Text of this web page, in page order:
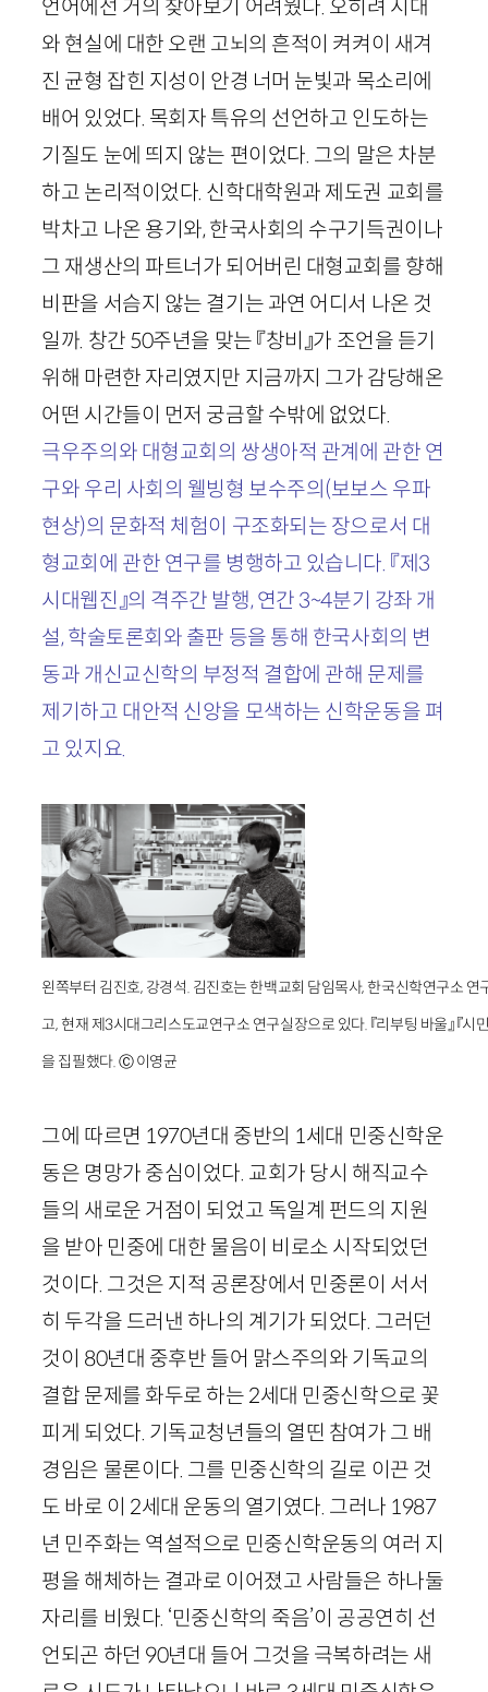
언어에선 거의 찾아보기 어려웠다. 오히려 시대
와 현실에 대한 오랜 고뇌의 흔적이 켜켜이 새겨
진 균형 잡힌 지성이 안경 너머 눈빛과 목소리에
배어 있었다. 목회자 특유의 선언하고 인도하는
기질도 눈에 띄지 않는 편이었다. 그의 말은 차분
하고 논리적이었다. 신학대학원과 제도권 교회를
박차고 나온 용기와, 한국사회의 수구기득권이나
그 재생산의 파트너가 되어버린 대형교회를 향해
비판을 서슴지 않는 결기는 과연 어디서 나온 것
일까. 창간 50주년을 맞는 『창비』가 조언을 듣기
위해 마련한 자리였지만 지금까지 그가 감당해온
어떤 시간들이 먼저 궁금할 수밖에 없었다.
극우주의와 대형교회의 쌍생아적 관계에 관한 연
구와 우리 사회의 웰빙형 보수주의(보보스 우파
현상)의 문화적 체험이 구조화되는 장으로서 대
형교회에 관한 연구를 병행하고 있습니다. 『제3
시대웹진』의 격주간 발행, 연간 3~4분기 강좌 개
설, 학술토론회와 출판 등을 통해 한국사회의 변
동과 개신교신학의 부정적 결합에 관해 문제를
제기하고 대안적 신앙을 모색하는 신학운동을 펴
고 있지요.
왼쪽부터 김진호, 강경석. 김진호는 한백교회 담임목사, 한국신학연구소 연
고, 현재 제3시대그리스도교연구소 연구실장으로 있다. 『리부팅 바울』 『시
을 집필했다. Ⓒ 이영균
그에 따르면 1970년대 중반의 1세대 민중신학운
동은 명망가 중심이었다. 교회가 당시 해직교수
들의 새로운 거점이 되었고 독일계 펀드의 지원
을 받아 민중에 대한 물음이 비로소 시작되었던
것이다. 그것은 지적 공론장에서 민중론이 서서
히 두각을 드러낸 하나의 계기가 되었다. 그러던
것이 80년대 중후반 들어 맑스주의와 기독교의
결합 문제를 화두로 하는 2세대 민중신학으로 꽃
피게 되었다. 기독교청년들의 열띤 참여가 그 배
경임은 물론이다. 그를 민중신학의 길로 이끈 것
도 바로 이 2세대 운동의 열기였다. 그러나 1987
년 민주화는 역설적으로 민중신학운동의 여러 지
평을 해체하는 결과로 이어졌고 사람들은 하나둘
자리를 비웠다. ‘민중신학의 죽음’이 공공연히 선
언되곤 하던 90년대 들어 그것을 극복하려는 새